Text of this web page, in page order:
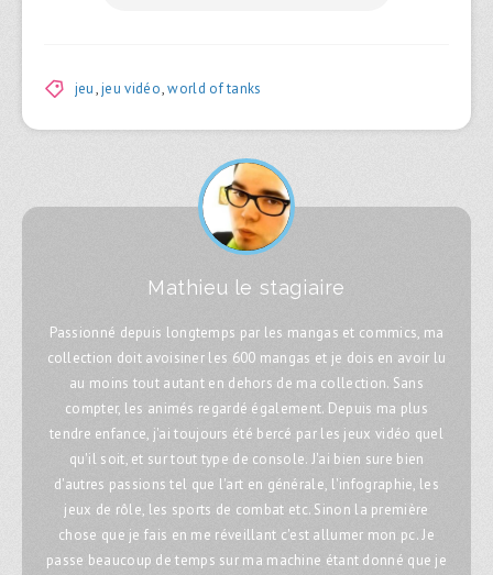
jeu,jeu vidéo,world of tanks
Mathieu le stagiaire
Passionné depuis longtemps par les mangas et commics, ma
collection doit avoisiner les 600 mangas et je dois en avoir lu
au moins tout autant en dehors de ma collection. Sans
compter, les animés regardé également. Depuis ma plus
tendre enfance, j'ai toujours été bercé par les jeux vidéo quel
qu'il soit, et sur tout type de console. J'ai bien sure bien
d'autres passions tel que l'art en générale, l'infographie, les
jeux de rôle, les sports de combat etc. Sinon la première
chose que je fais en me réveillant c'est allumer mon pc. Je
passe beaucoup de temps sur ma machine étant donné que je